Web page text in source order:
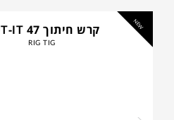
NEW קרש חיתוך CUT-IT 47
RIG TIG